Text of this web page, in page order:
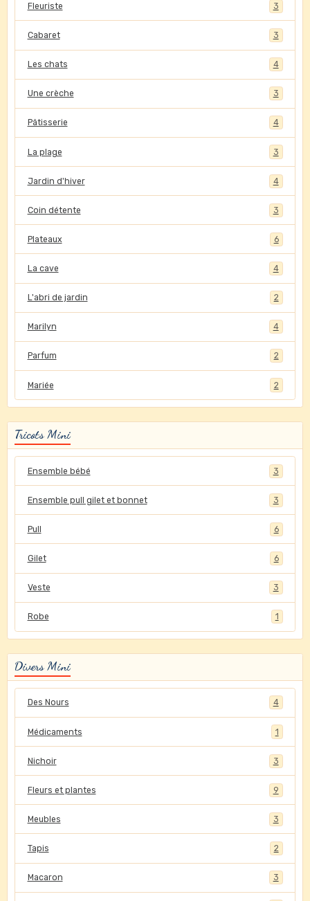
Fleuriste 3
Cabaret 3
Les chats 4
Une crèche 3
Pâtisserie 4
La plage 3
Jardin d'hiver 4
Coin détente 3
Plateaux 6
La cave 4
L'abri de jardin 2
Marilyn 4
Parfum 2
Mariée 2
Tricots Mini
Ensemble bébé 3
Ensemble pull gilet et bonnet 3
Pull 6
Gilet 6
Veste 3
Robe 1
Divers Mini
Des Nours 4
Médicaments 1
Nichoir 3
Fleurs et plantes 9
Meubles 3
Tapis 2
Macaron 3